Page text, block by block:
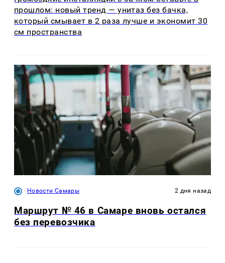
прошлом: новый тренд — унитаз без бачка,
который смывает в 2 раза лучше и экономит 30
см пространства
Новости Самары 2 дня назад
Маршрут № 46 в Самаре вновь остался
без перевозчика